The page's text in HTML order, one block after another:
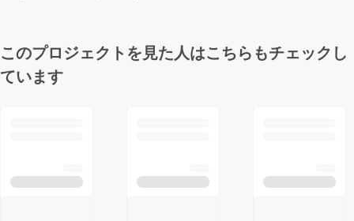
このプロジェクトを見た人はこちらもチェックし
ています